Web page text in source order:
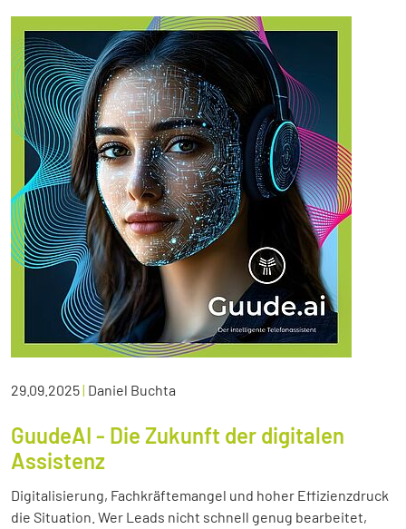
29.09.2025| Daniel Buchta
GuudeAI - Die Zukunft der digitalen
Assistenz
Digitalisierung, Fachkräftemangel und hoher Effizienzdruck
die Situation. Wer Leads nicht schnell genug bearbeitet,